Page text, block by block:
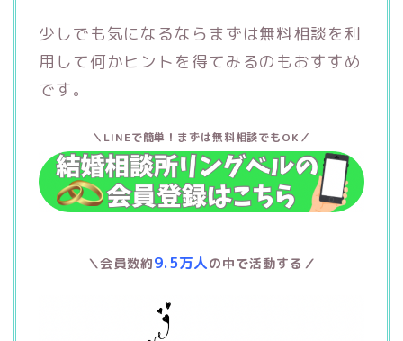
少しでも気になるならまずは無料相談を利
用して何かヒントを得てみるのもおすすめ
です。
＼LINEで簡単！まずは無料相談でもOK／
＼会員数約9.5万人の中で活動する／